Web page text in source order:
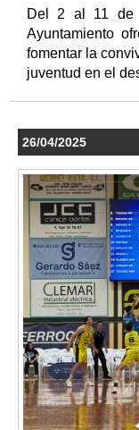
Del 2 al 11 de
Ayuntamiento
fomentar la
juventud en el
26/04/2025